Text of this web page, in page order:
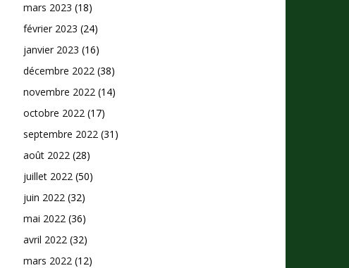
mars 2023 (18)
février 2023 (24)
janvier 2023 (16)
décembre 2022 (38)
novembre 2022 (14)
octobre 2022 (17)
septembre 2022 (31)
août 2022 (28)
juillet 2022 (50)
juin 2022 (32)
mai 2022 (36)
avril 2022 (32)
mars 2022 (12)